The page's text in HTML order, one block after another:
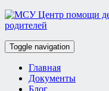
Toggle navigation
Главная
Документы
Блог